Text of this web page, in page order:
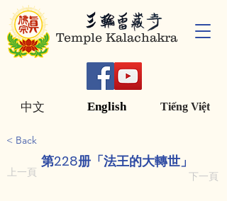
Temple Kalachakra
English Tiếng Việt
中文
< Back
第228册「法王的大轉世」
上一頁 下一頁